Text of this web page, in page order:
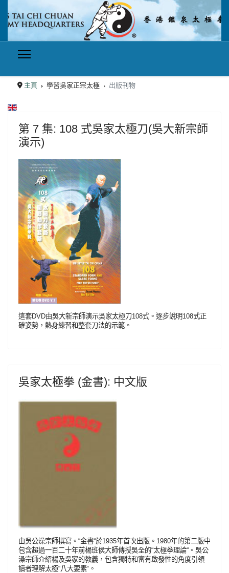
主頁 學習吳家正宗太極 出版刊物
選擇你的語言
第 7 集: 108 式吳家太極刀(吳大新宗師
演示)
這套DVD由吳大新宗師演示吳家太極刀108式。逐步說明108式正
確姿勢，熱身練習和整套刀法的示範。
吳家太極拳 (金書): 中文版
由吳公澡宗師撰寫。“金書“於1935年首次出版。1980年的第二版中
包含超過一百二十年前楊班侯大師傳授吳全的“太極拳理論“。吳公
澡宗師介紹楊及吳家的教義，包含獨特和富有啟發性的角度引領
讀者理解太極“八大要素“。